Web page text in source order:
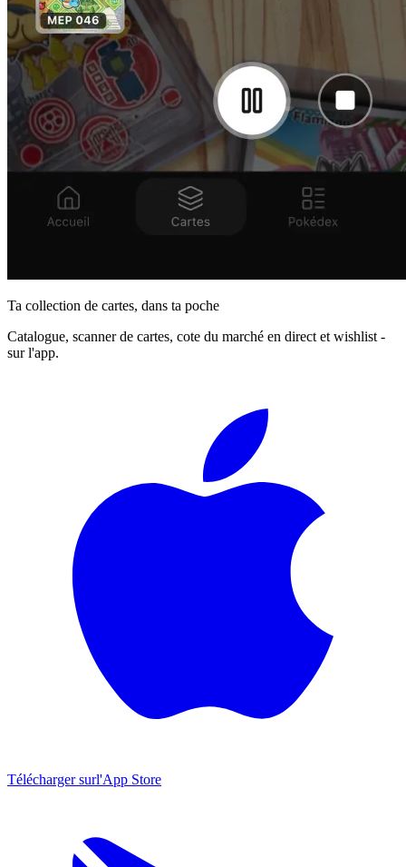
Ta collection de cartes, dans ta poche
Catalogue, scanner de cartes, cote du marché en direct et wishlist -
sur l'app.
Télécharger surl'App Store